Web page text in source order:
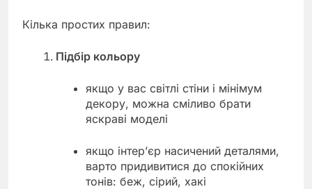
Кілька простих правил:
Підбір кольору
якщо у вас світлі стіни і мінімум
декору, можна сміливо брати
яскраві моделі
якщо інтер’єр насичений деталями,
варто придивитися до спокійних
тонів: беж, сірий, хакі